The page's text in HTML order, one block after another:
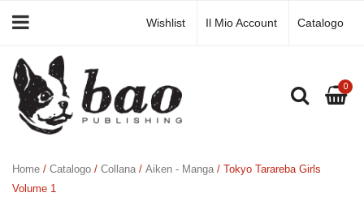
Wishlist Il Mio Account Catalogo
0
Home / Catalogo / Collana / Aiken - Manga / Tokyo Tarareba Girls
Volume 1